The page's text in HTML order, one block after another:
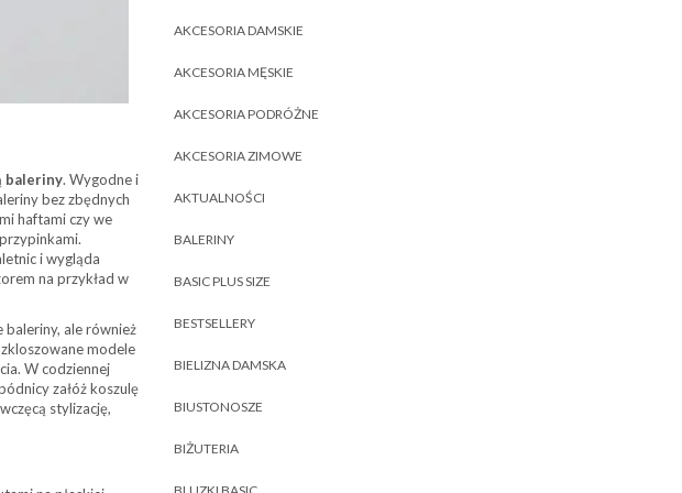
baleriny. Wygodne i
bez zbędnych
haftami czy we
i wygląda
na przykład w
ale również
modele
W codziennej
załóż koszulę
stylizację,
AKCESORIA DAMSKIE
AKCESORIA MĘSKIE
AKCESORIA PODRÓŻNE
AKCESORIA ZIMOWE
AKTUALNOŚCI
BALERINY
BASIC PLUS SIZE
BESTSELLERY
BIELIZNA DAMSKA
BIUSTONOSZE
BIŻUTERIA